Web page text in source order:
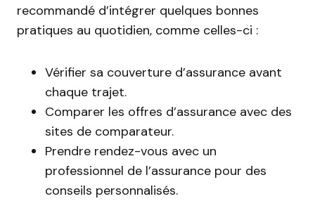
recommandé d’intégrer quelques bonnes
pratiques au quotidien, comme celles-ci :
Vérifier sa couverture d’assurance avant
chaque trajet.
Comparer les offres d’assurance avec des
sites de comparateur.
Prendre rendez-vous avec un
professionnel de l’assurance pour des
conseils personnalisés.